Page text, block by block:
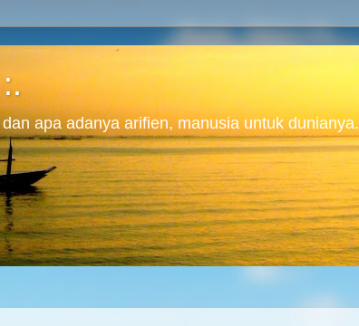
apa adanya arifien, manusia untuk dunianya.